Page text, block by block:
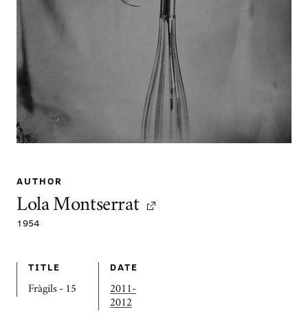
AUTHOR
Lola Montserrat
1954
TITLE
Fràgils - 15
DATE
2011-
2012